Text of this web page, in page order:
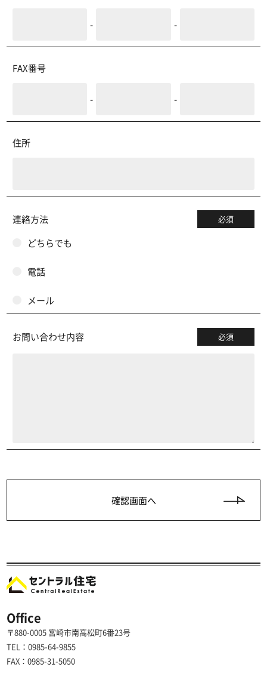
- -
FAX番号
- -
住所
連絡方法 必須
どちらでも
電話
メール
お問い合わせ内容 必須
Office
〒880-0005 宮崎市南高松町6番23号
TEL：0985-64-9855
FAX：0985-31-5050